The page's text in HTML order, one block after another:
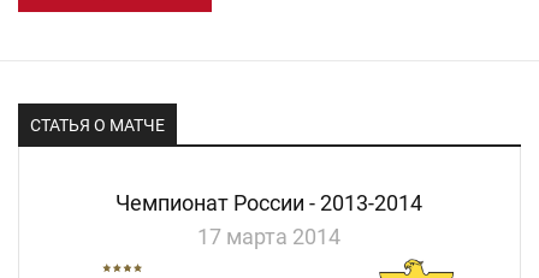
СТАТЬЯ О МАТЧЕ
Чемпионат России - 2013-2014
17 марта 2014